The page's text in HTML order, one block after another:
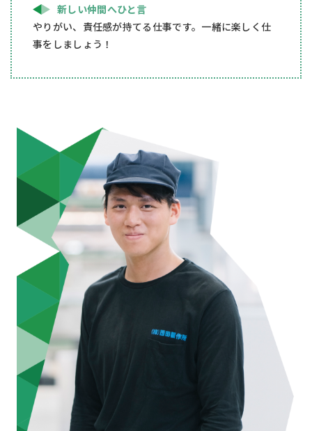
新しい仲間へひと言
やりがい、責任感が持てる仕事です。一緒に楽しく仕
事をしましょう！